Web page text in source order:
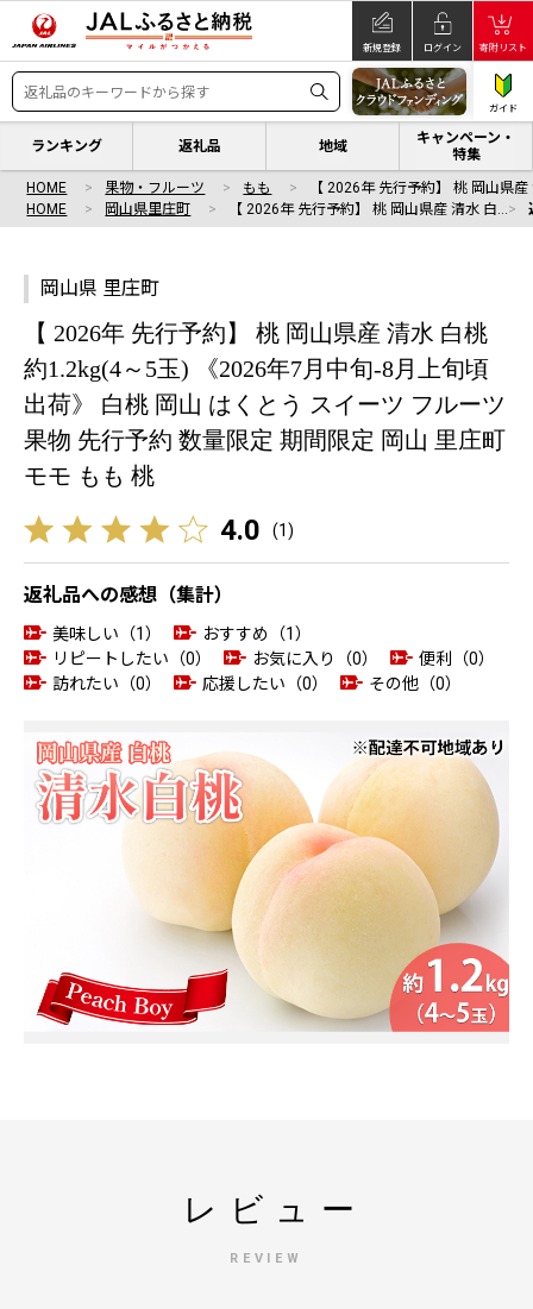
新規登録 ログイン 寄附リスト
ガイド
ランキング 返礼品 地域
キャンペーン・
特集
HOME 果物・フルーツ もも
【 2026年 先行予約】 桃 岡山県
HOME
岡山県里庄町 【 2026年 先行予約】 桃 岡山県産 清水 白…
岡山県 里庄町
【 2026年 先行予約】 桃 岡山県産 清水 白桃
約1.2kg(4～5玉) 《2026年7月中旬-8月上旬頃
出荷》 白桃 岡山 はくとう スイーツ フルーツ
果物 先行予約 数量限定 期間限定 岡山 里庄町
モモ もも 桃
4.0 (1)
返礼品への感想（集計）
美味しい（1）
おすすめ（1）
リピートしたい（0）
お気に入り（0）
便利（0）
訪れたい（0）
応援したい（0） その他（0）
レビュー
REVIEW